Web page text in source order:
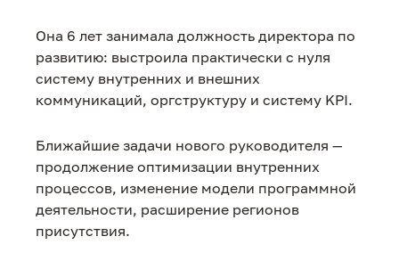
Она 6 лет занимала должность директора по
развитию: выстроила практически с нуля
систему внутренних и внешних
коммуникаций, оргструктуру и систему KPI.
Ближайшие задачи нового руководителя —
продолжение оптимизации внутренних
процессов, изменение модели программной
деятельности, расширение регионов
присутствия.